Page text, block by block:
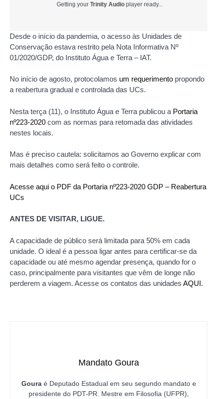
Getting your Trinity Audio player ready...
Desde o início da pandemia, o acesso às Unidades de
Conservação estava restrito pela Nota Informativa Nº
01/2020/GDP, do Instituto Água e Terra – IAT.
No início de agosto, protocolamos um requerimento propondo
a reabertura gradual e controlada das UCs.
Nesta terça (11), o Instituto Água e Terra publicou a Portaria
nº223-2020 com as normas para retomada das atividades
nestes locais.
Mas é preciso cautela: solicitamos ao Governo explicar com
mais detalhes como será feito o controle.
Acesse aqui o PDF da Portaria nº223-2020 GDP – Reabertura
UCs
ANTES DE VISITAR, LIGUE.
A capacidade de público será limitada para 50% em cada
unidade. O ideal é a pessoa ligar antes para certificar-se da
capacidade ou até mesmo agendar presença, quando for o
caso, principalmente para visitantes que vêm de longe não
perderem a viagem. Acesse os contatos das unidades AQUI.
Mandato Goura
Gouraé Deputado Estadual em seu segundo mandato e
presidente do PDT-PR. Mestre em Filosofia (UFPR),